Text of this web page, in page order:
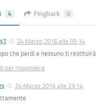
4 Pingback 0
24 Marzo 2016 alle 05:14
che perdi e nessuno ti restituirà
per rispondere
24 Marzo 2016 alle 23:14